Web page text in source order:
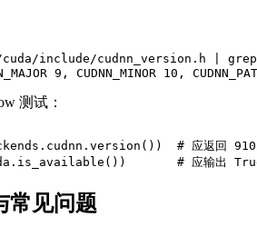
include/cudnn_version.h | grep
9, CUDNN_MINOR 10,
测试​​：
# 应返回
# 应输出
常见问题​​